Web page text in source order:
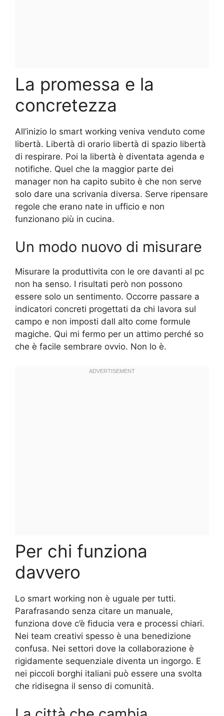
La promessa e la
concretezza
All’inizio lo smart working veniva venduto come
libertà. Libertà di orario libertà di spazio libertà
di respirare. Poi la libertà è diventata agenda e
notifiche. Quel che la maggior parte dei
manager non ha capito subito è che non serve
solo dare una scrivania diversa. Serve ripensare
regole che erano nate in ufficio e non
funzionano più in cucina.
Un modo nuovo di misurare
Misurare la produttivita con le ore davanti al pc
non ha senso. I risultati però non possono
essere solo un sentimento. Occorre passare a
indicatori concreti progettati da chi lavora sul
campo e non imposti dall alto come formule
magiche. Qui mi fermo per un attimo perché so
che è facile sembrare ovvio. Non lo è.
Per chi funziona
davvero
Lo smart working non è uguale per tutti.
Parafrasando senza citare un manuale,
funziona dove c’è fiducia vera e processi chiari.
Nei team creativi spesso è una benedizione
confusa. Nei settori dove la collaborazione è
rigidamente sequenziale diventa un ingorgo. E
nei piccoli borghi italiani può essere una svolta
che ridisegna il senso di comunità.